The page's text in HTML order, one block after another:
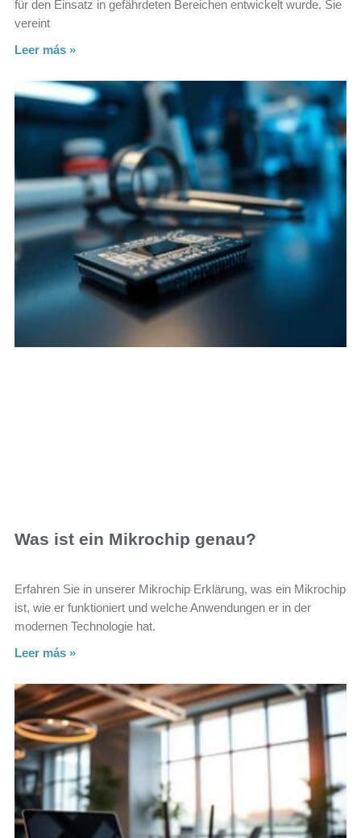
für den Einsatz in gefährdeten Bereichen entwickelt wurde. Sie
vereint
Leer más »
Was ist ein Mikrochip genau?
Erfahren Sie in unserer Mikrochip Erklärung, was ein Mikrochip
ist, wie er funktioniert und welche Anwendungen er in der
modernen Technologie hat.
Leer más »